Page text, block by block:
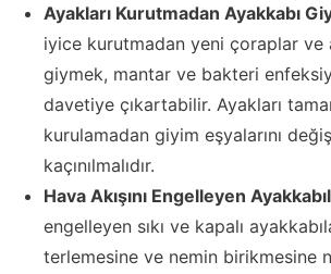
Ayakları Kurutmadan Ayakkabı
iyice kurutmadan yeni çoraplar ve
giymek, mantar ve bakteri
davetiye çıkartabilir. Ayakları
kurulamadan giyim eşyalarını
kaçınılmalıdır.
Hava Akışını Engelleyen
engelleyen sıkı ve kapalı
terlemesine ve nemin birikmesine